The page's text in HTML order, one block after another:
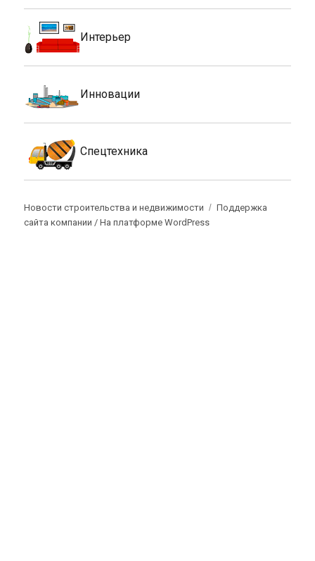
Интерьер
Инновации
Спецтехника
Новости строительства и недвижимости
Поддержка
сайта компании /На платформе WordPress